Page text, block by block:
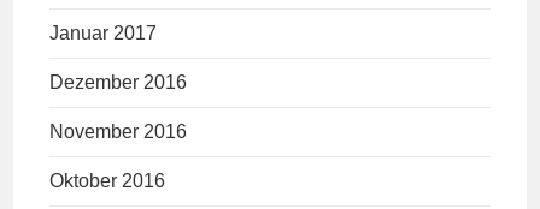
Januar 2017
Dezember 2016
November 2016
Oktober 2016